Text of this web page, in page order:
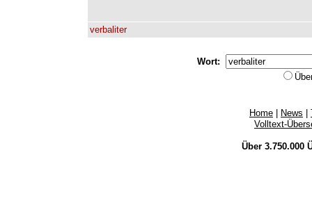
verbaliter
Wort:
Home News
Volltext-
Über 3.750.000